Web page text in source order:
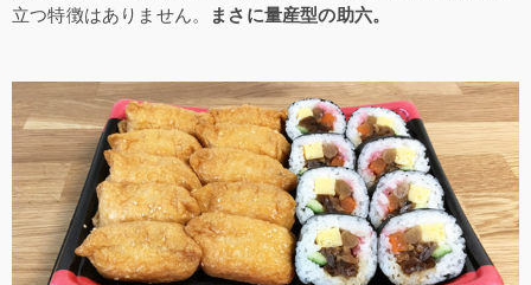
立つ特徴はありません。
まさに量産型の助六。